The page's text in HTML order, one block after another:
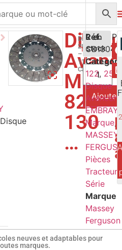
MF
825
130
…
Diamètre
280mm
–
11
Cannelures
160,00 €
TTC
2 en
stock
Ajouter
Réf.
CB1004
122, 25 ,
Disque
Marque,
MASSEY
Pièces
Tracteur
Série
Marque
Massey
Ferguson
neuves et adaptables pour
marques.